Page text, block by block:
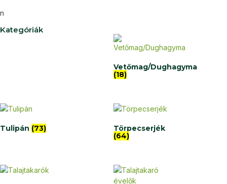
n
Kategóriák
Vetőmag/Dughagyma
(18)
Tulipán (73)
Törpecserjék
(64)